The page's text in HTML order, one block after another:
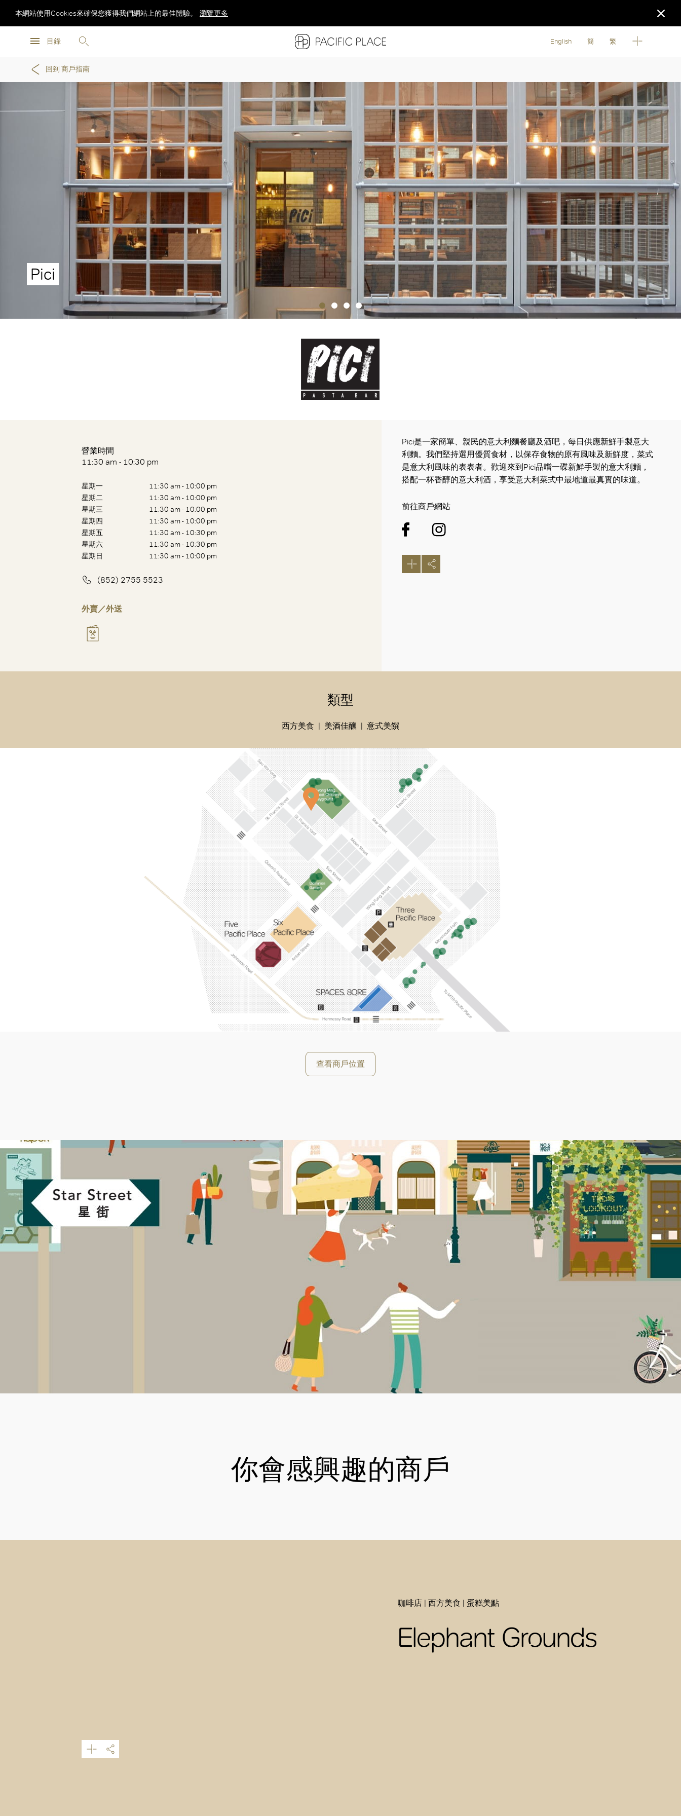
目錄
本網站使用Cookies來確保您獲得我們網站上的最佳體驗。 瀏覽更多
English 簡 繁
回到 商戶指南
Pici
營業時間
11:30 am - 10:30 pm
星期一
11:30 am - 10:00 pm
星期二
11:30 am - 10:00 pm
星期三
11:30 am - 10:00 pm
星期四
11:30 am - 10:00 pm
星期五
11:30 am - 10:30 pm
星期六
11:30 am - 10:30 pm
星期日
11:30 am - 10:00 pm
(852) 2755 5523
外賣／外送
Pici是一家簡單、親民的意大利麵餐廳及酒吧，每日供應新鮮手製意大
利麵。我們堅持選用優質食材，以保存食物的原有風味及新鮮度，菜式
是意大利風味的表表者。歡迎來到Pici品嚐一碟新鮮手製的意大利麵，
搭配一杯香醇的意大利酒，享受意大利菜式中最地道最真實的味道。
前往商戶網站
類型
西方美食 美酒佳釀 意式美饌
查看商戶位置
你會感興趣的商戶
咖啡店 | 西方美食 | 蛋糕美點
Elephant Grounds
好